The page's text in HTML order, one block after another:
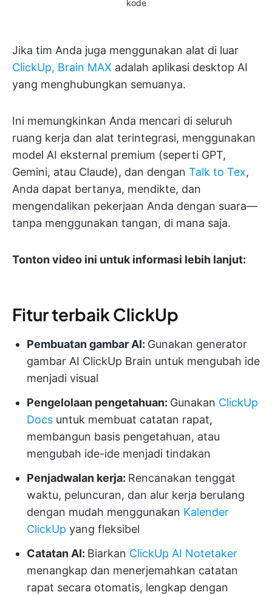
kode
Jika tim Anda juga menggunakan alat di luar
ClickUp, Brain MAX adalah aplikasi desktop AI
yang menghubungkan semuanya.
Ini memungkinkan Anda mencari di seluruh
ruang kerja dan alat terintegrasi, menggunakan
model AI eksternal premium (seperti GPT,
Gemini, atau Claude), dan dengan Talk to Tex,
Anda dapat bertanya, mendikte, dan
mengendalikan pekerjaan Anda dengan suara—
tanpa menggunakan tangan, di mana saja.
Tonton video ini untuk informasi lebih lanjut:
Fitur terbaik ClickUp
Pembuatan gambar AI: Gunakan generator
gambar AI ClickUp Brain untuk mengubah ide
menjadi visual
Pengelolaan pengetahuan: Gunakan ClickUp
Docs untuk membuat catatan rapat,
membangun basis pengetahuan, atau
mengubah ide-ide menjadi tindakan
Penjadwalan kerja: Rencanakan tenggat
waktu, peluncuran, dan alur kerja berulang
dengan mudah menggunakan Kalender
ClickUp yang fleksibel
Catatan AI: Biarkan ClickUp AI Notetaker
menangkap dan menerjemahkan catatan
rapat secara otomatis, lengkap dengan